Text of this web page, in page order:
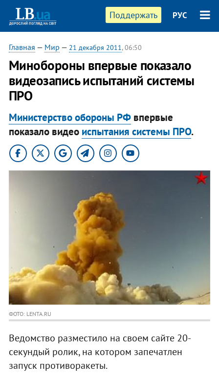
Поддержать РУС
Главная — Мир — 21 декабря 2011, 06:50
Минобороны впервые показало
видеозапись испытаний системы
ПРО
Министерство обороны РФвпервые
показало видео испытания системы ПРО.
ФОТО: LENTA.RU
Ведомство разместило на своем сайте 20-
секундый ролик, на котором запечатлен
запуск противоракеты.